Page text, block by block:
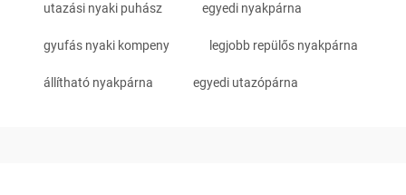
utazási nyaki puhász egyedi nyakpárna
gyufás nyaki kompeny legjobb repülős nyakpárna
állítható nyakpárna egyedi utazópárna